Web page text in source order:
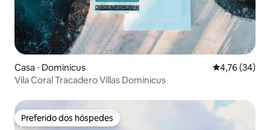
Casa ⋅ Dominicus 4,76 de uma
4,76 (34)
Vila Coral Tracadero Villas Dominicus
Preferido dos hóspedes
Preferido dos hóspedes